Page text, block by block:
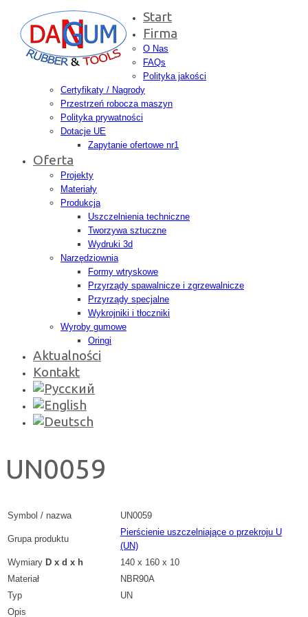
Start
Firma
O Nas
FAQs
Polityka jakości
Certyfikaty / Nagrody
Przestrzeń robocza maszyn
Polityka prywatności
Dotacje UE
Zapytanie ofertowe nr1
Oferta
Projekty
Materiały
Produkcja
Uszczelnienia techniczne
Tworzywa sztuczne
Wydruki 3d
Narzędziownia
Formy wtryskowe
Przyrządy spawalnicze i zgrzewalnicze
Przyrządy specjalne
Wykrojniki i tłoczniki
Wyroby gumowe
Oringi
Aktualności
Kontakt
UN0059
Symbol / nazwa UN0059
Grupa produktu
Pierścienie uszczelniające o przekroju U
(UN)
Wymiary D x d x h
140 x 160 x 10
Materiał
NBR90A
Typ
UN
Opis